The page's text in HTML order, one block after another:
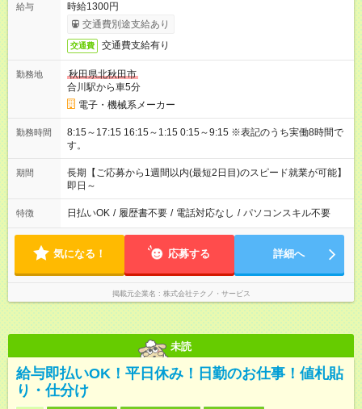
給与
時給1300円
交通費別途支給あり
交通費 交通費支給有り
勤務地
秋田県北秋田市
合川駅から車5分
電子・機械系メーカー
勤務時間
8:15～17:15 16:15～1:15 0:15～9:15 ※表記のうち実働8時間で
す。
期間
長期【ご応募から1週間以内(最短2日目)のスピード就業が可能】
即日～
特徴 日払いOK / 履歴書不要 / 電話対応なし / パソコンスキル不要
気になる！ 応募する 詳細へ
掲載元企業名 株式会社テクノ・サービス
未読
給与即払いOK！平日休み！日勤のお仕事！値札貼
り・仕分け